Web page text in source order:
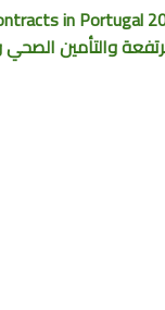
والتأمين